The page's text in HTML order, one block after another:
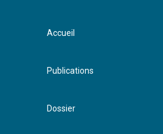
Accueil
Publications
Dossier